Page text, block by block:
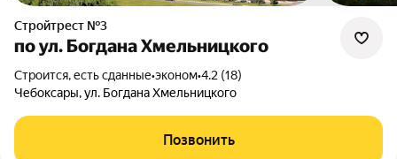
Стройтрест №3
по ул. Богдана Хмельницкого
Строится, есть сданные•эконом•4.2 (18)
Чебоксары, ул. Богдана Хмельницкого
Позвонить